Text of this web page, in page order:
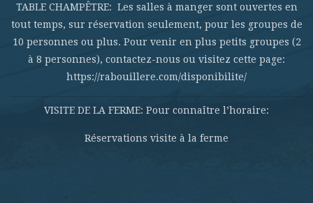
TABLE CHAMPÊTRE: Les salles à manger sont ouvertes en
tout temps, sur réservation seulement, pour les groupes de
10 personnes ou plus. Pour venir en plus petits groupes (2
à 8 personnes), contactez-nous ou visitez cette page:
https://rabouillere.com/disponibilite/
VISITE DE LA FERME: Pour connaître l’horaire:
Réservations visite à la ferme